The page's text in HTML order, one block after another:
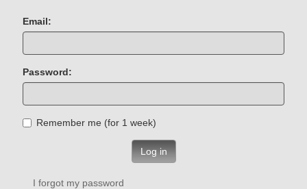
Email:
Password:
Remember me (for 1 week)
Log in
I forgot my password